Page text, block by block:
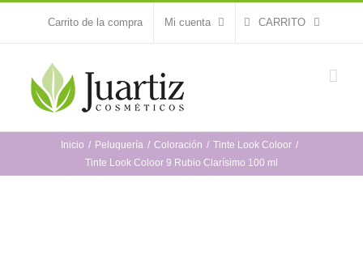
Carrito de la compra Mi cuenta CARRITO
Inicio Peluquería Coloración
Tinte Look Coloor
Tinte Look Coloor 9 Rubio Clarísimo 100 ml